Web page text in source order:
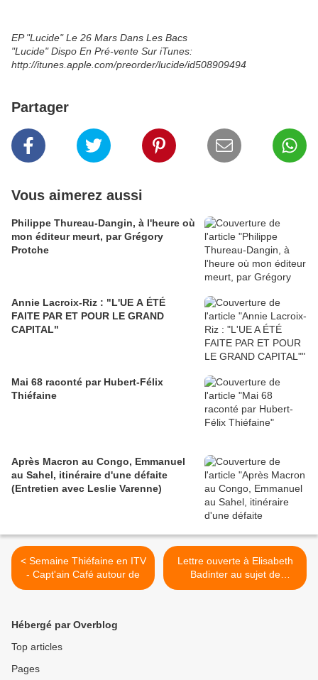
EP "Lucide" Le 26 Mars Dans Les Bacs
"Lucide" Dispo En Pré-vente Sur iTunes:
http://itunes.apple.com/preorder/lucide/id508909494
Partager
Vous aimerez aussi
Philippe Thureau-Dangin, à l'heure où
mon éditeur meurt, par Grégory
Protche
Annie Lacroix-Riz : "L'UE A ÉTÉ
FAITE PAR ET POUR LE GRAND
CAPITAL"
Mai 68 raconté par Hubert-Félix
Thiéfaine
Après Macron au Congo, Emmanuel
au Sahel, itinéraire d'une défaite
(Entretien avec Leslie Varenne)
< Semaine Thiéfaine en ITV
- Capt'ain Café autour de
Lettre ouverte à Elisabeth
Badinter au sujet de
Simone Gbagbo et des
Hébergé par Overblog
Top articles
Pages